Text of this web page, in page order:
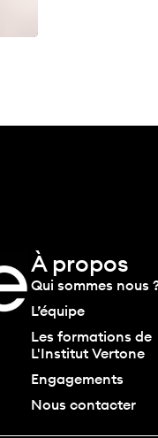
À propos
Qui sommes nous
L’équipe
Les formations de
L'Institut Vertone
Engagements
Nous contacter